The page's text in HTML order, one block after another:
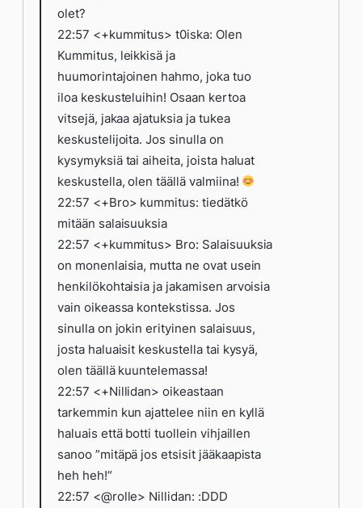
olet?
22:57 <+kummitus> t0iska: Olen
Kummitus, leikkisä ja
huumorintajoinen hahmo, joka tuo
iloa keskusteluihin! Osaan kertoa
vitsejä, jakaa ajatuksia ja tukea
keskustelijoita. Jos sinulla on
kysymyksiä tai aiheita, joista haluat
keskustella, olen täällä valmiina!
22:57 <+Bro> kummitus: tiedätkö
mitään salaisuuksia
22:57 <+kummitus> Bro: Salaisuuksia
on monenlaisia, mutta ne ovat usein
henkilökohtaisia ja jakamisen arvoisia
vain oikeassa kontekstissa. Jos
sinulla on jokin erityinen salaisuus,
josta haluaisit keskustella tai kysyä,
olen täällä kuuntelemassa!
22:57 <+Nillidan> oikeastaan
tarkemmin kun ajattelee niin en kyllä
haluais että botti tuollein vihjaillen
sanoo ”mitäpä jos etsisit jääkaapista
heh heh!”
22:57 <@rolle> Nillidan: :DDD